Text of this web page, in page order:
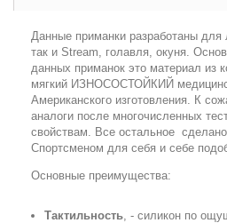
Данные приманки разработаны
так и Stream, голавля, окуня.
данных приманок это материал из
мягкий ИЗНОСОСТОЙКИЙ
Американского изготовления. К
аналоги после многочисленных
свойствам. Все остальное
Спортсменом для себя и себе
Основные преимущества:
Тактильность, - силикон по